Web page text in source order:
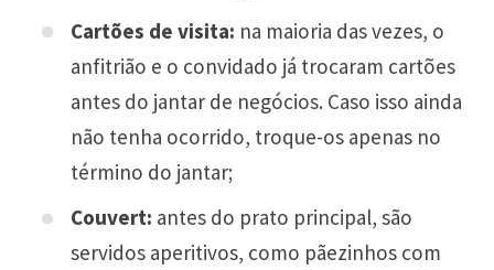
Cartões de visita: na maioria das vezes, o
anfitrião e o convidado já trocaram cartões
antes do jantar de negócios. Caso isso ainda
não tenha ocorrido, troque-os apenas no
término do jantar;
Couvert: antes do prato principal, são
servidos aperitivos, como pãezinhos com